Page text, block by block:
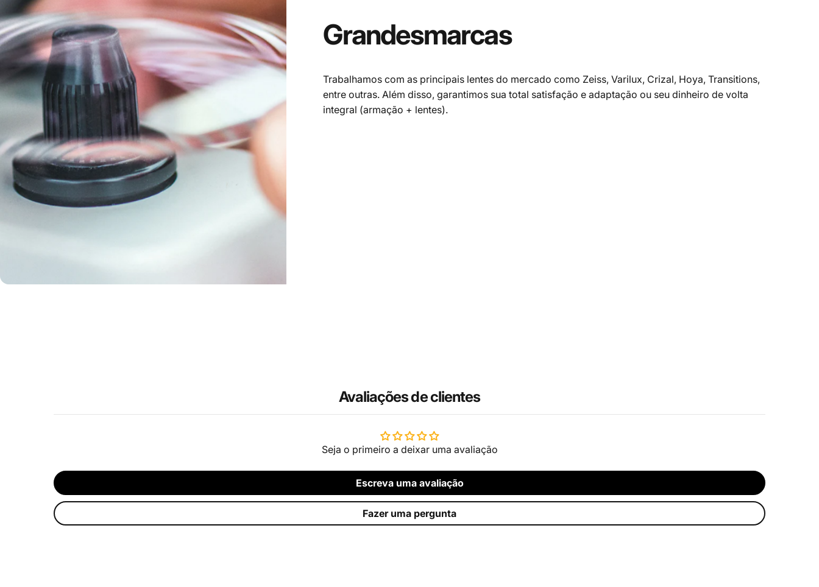
Grandesmarcas
Trabalhamos com as principais lentes do mercado como Zeiss, Varilux, Crizal, Hoya, Transitions,
entre outras. Além disso, garantimos sua total satisfação e adaptação ou seu dinheiro de volta
integral (armação + lentes).
Avaliações de clientes
Seja o primeiro a deixar uma avaliação
Escreva uma avaliação
Fazer uma pergunta